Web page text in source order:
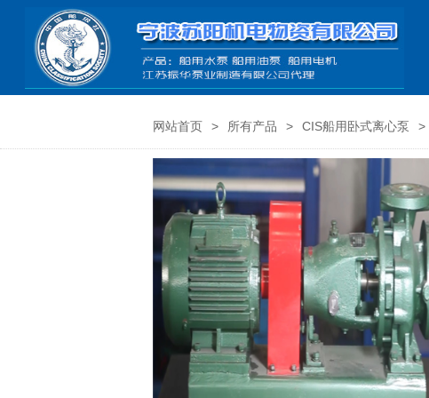
网站首页 > 所有产品 > CIS船用卧式离心泵 >